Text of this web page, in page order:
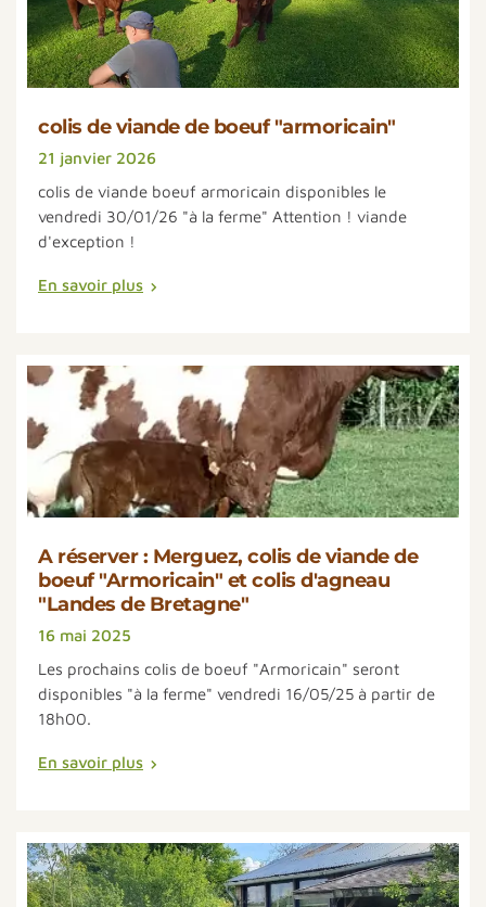
colis de viande de boeuf "armoricain"
colis de viande boeuf armoricain disponibles le
vendredi 30/01/26 "à la ferme" Attention ! viande
d'exception !
21 janvier 2026
En savoir plus
A réserver : Merguez, colis de viande de
boeuf "Armoricain" et colis d'agneau
"Landes de Bretagne"
Les prochains colis de boeuf "Armoricain" seront
disponibles "à la ferme" vendredi 16/05/25 à partir de
18h00.
16 mai 2025
En savoir plus